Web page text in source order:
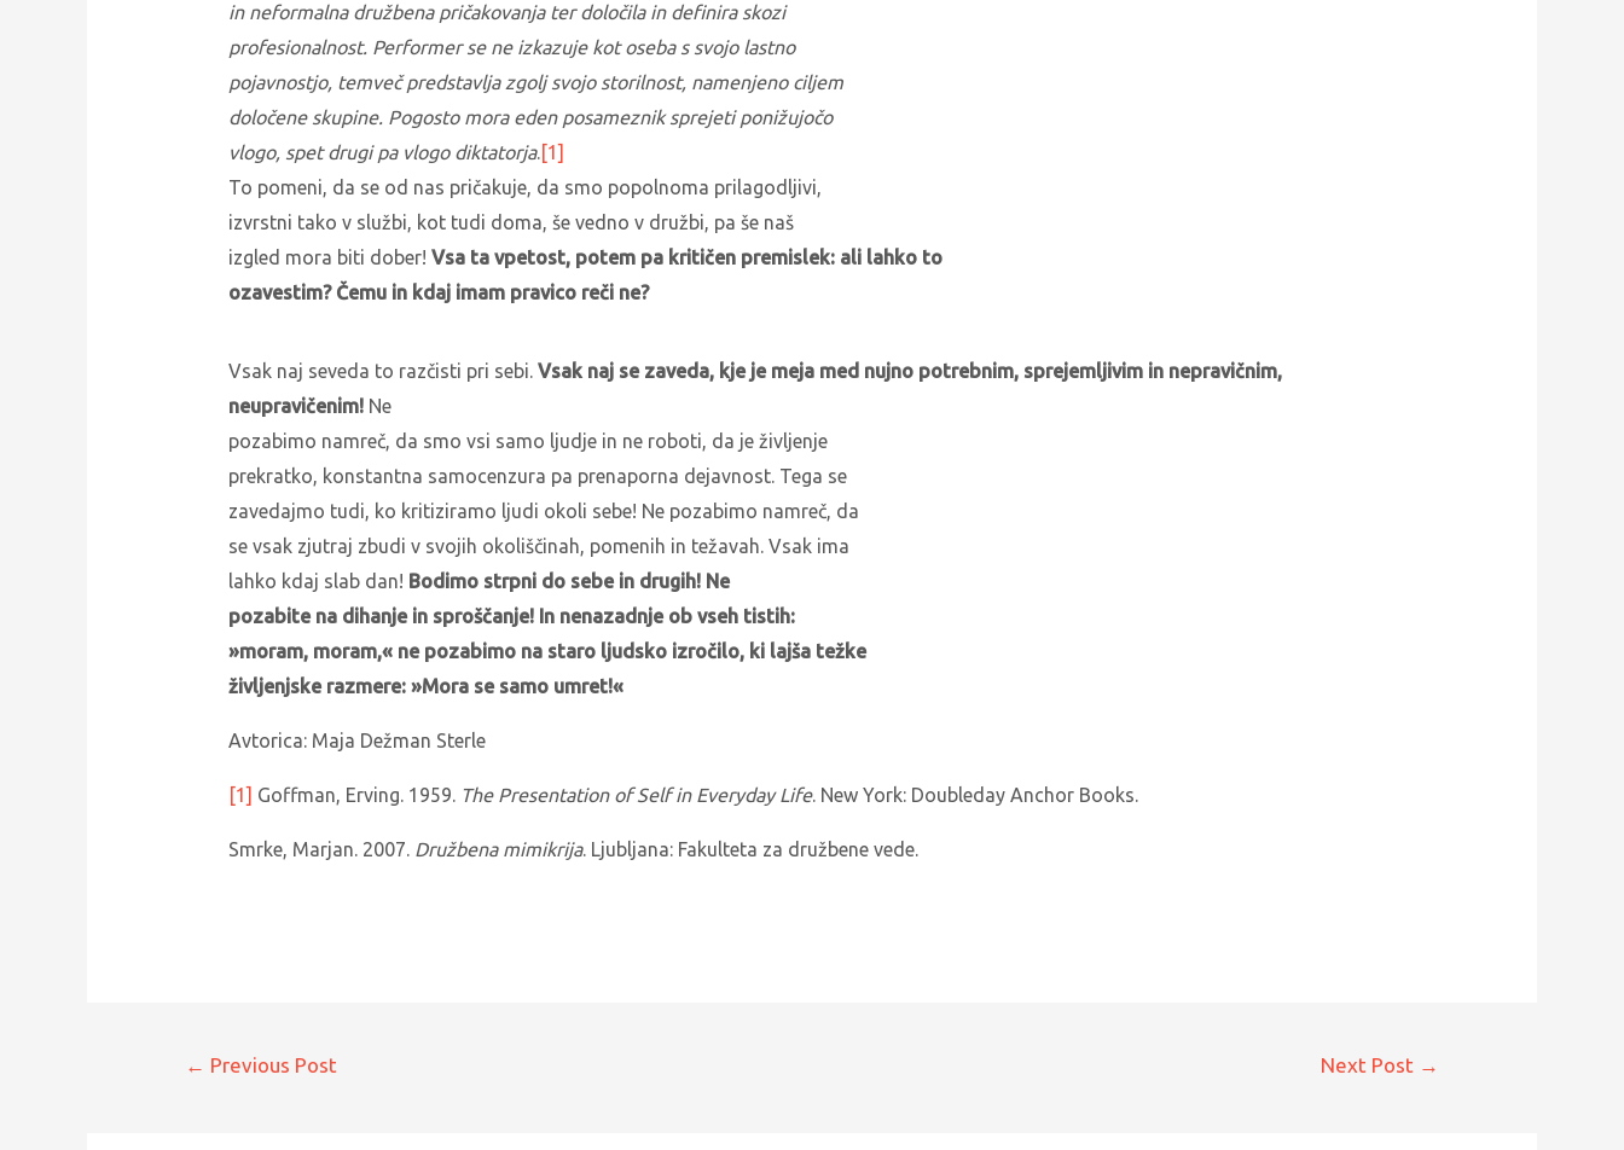
in neformalna družbena pričakovanja ter določila in definira skozi
profesionalnost. Performer se ne izkazuje kot oseba s svojo lastno
pojavnostjo, temveč predstavlja zgolj svojo storilnost, namenjeno ciljem
določene skupine. Pogosto mora eden posameznik sprejeti ponižujočo
vlogo, spet drugi pa vlogo diktatorja.[1]
To pomeni, da se od nas pričakuje, da smo popolnoma prilagodljivi,
izvrstni tako v službi, kot tudi doma, še vedno v družbi, pa še naš
izgled mora biti dober! Vsa ta vpetost, potem pa kritičen premislek: ali lahko to
ozavestim? Čemu in kdaj imam pravico reči ne?
Vsak naj seveda to razčisti pri sebi. Vsak naj se zaveda, kje je meja med nujno potrebnim, sprejemljivim in nepravičnim,
neupravičenim! Ne
pozabimo namreč, da smo vsi samo ljudje in ne roboti, da je življenje
prekratko, konstantna samocenzura pa prenaporna dejavnost. Tega se
zavedajmo tudi, ko kritiziramo ljudi okoli sebe! Ne pozabimo namreč, da
se vsak zjutraj zbudi v svojih okoliščinah, pomenih in težavah. Vsak ima
lahko kdaj slab dan! Bodimo strpni do sebe in drugih! Ne
pozabite na dihanje in sproščanje! In nenazadnje ob vseh tistih:
»moram, moram,« ne pozabimo na staro ljudsko izročilo, ki lajša težke
življenjske razmere: »Mora se samo umret!«
Avtorica: Maja Dežman Sterle
[1] Goffman, Erving. 1959. The Presentation of Self in Everyday Life. New York: Doubleday Anchor Books.
Smrke, Marjan. 2007. Družbena mimikrija. Ljubljana: Fakulteta za družbene vede.
← Previous Post Next Post →